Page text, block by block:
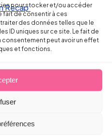
pour stocker et/ou accéder
fait de consentir à ces
des données telles que le
ID uniques sur ce site. Le fait de
consentement peut avoir un effet
et fonctions.
Recap’